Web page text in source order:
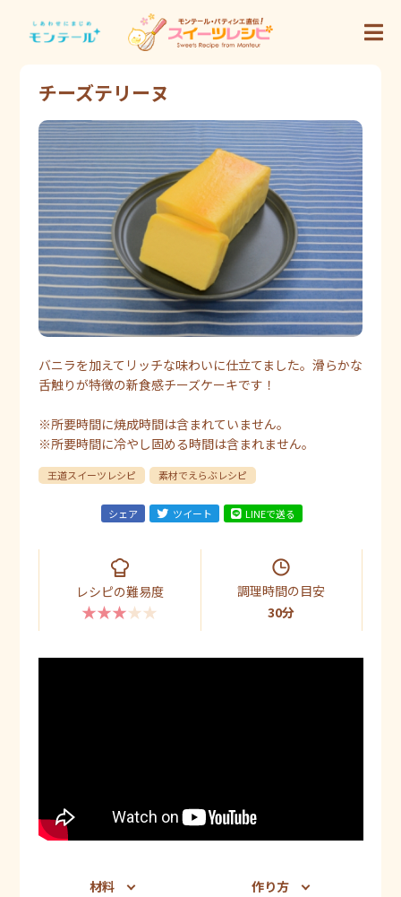
チーズテリーヌ
バニラを加えてリッチな味わいに仕立てました。滑らかな
舌触りが特徴の新食感チーズケーキです！
※所要時間に焼成時間は含まれていません。
※所要時間に冷やし固める時間は含まれません。
王道スイーツレシピ 素材でえらぶレシピ
シェア ツイート LINEで送る
レシピの難易度
★★★★★
調理時間の目安
30分
材料 作り方